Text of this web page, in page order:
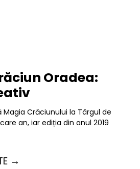
Oradea:
Crăciunului la Târgul de
an, iar ediția din anul 2019
→